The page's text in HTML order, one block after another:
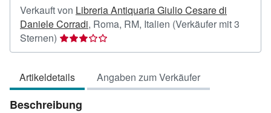
Verkauft von Libreria Antiquaria Giulio Cesare di
Daniele Corradi, Roma, RM, Italien (Verkäufer mit 3
Sternen) Verkäuferbewertung
3
5
Sternen
Artikeldetails Angaben zum Verkäufer
Beschreibung